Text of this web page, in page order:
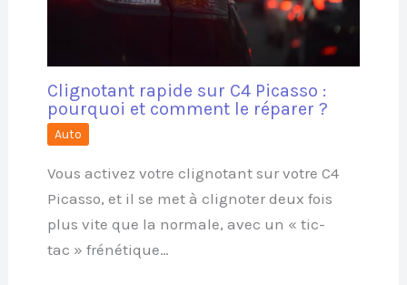
Clignotant rapide sur C4 Picasso :
pourquoi et comment le réparer ?
Auto
Vous activez votre clignotant sur votre C4
Picasso, et il se met à clignoter deux fois
plus vite que la normale, avec un « tic-
tac » frénétique…